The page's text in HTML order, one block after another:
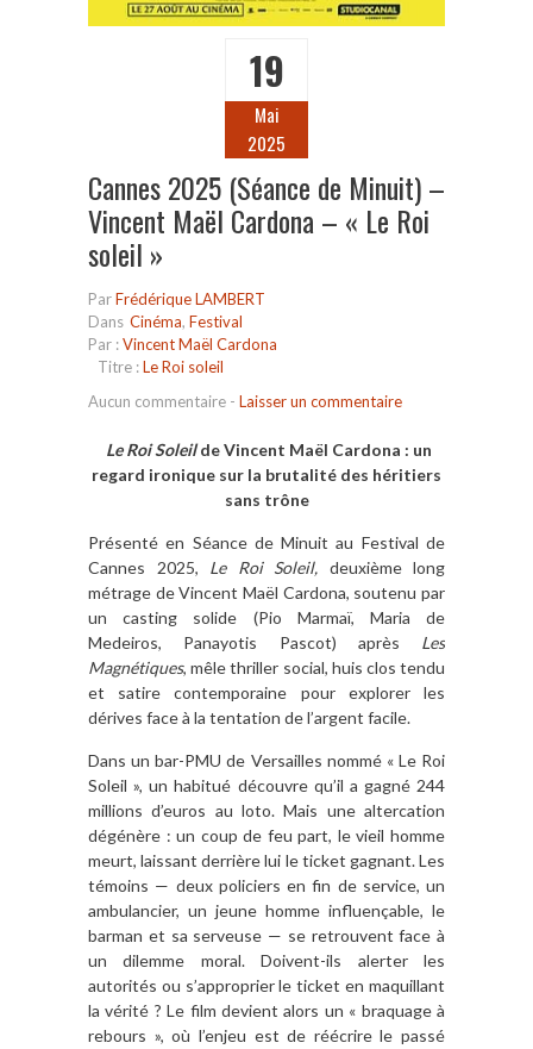
19
Mai
2025
Cannes 2025 (Séance de Minuit) –
Vincent Maël Cardona – « Le Roi
soleil »
ParFrédérique LAMBERT
Dans Cinéma, Festival
Par :Vincent Maël Cardona
Titre :Le Roi soleil
Aucun commentaire - Laisser un commentaire
Le Roi Soleilde Vincent Maël Cardona : un
regard ironique sur la brutalité des héritiers
sans trône
Présenté en Séance de Minuit au Festival de
Cannes 2025, Le Roi Soleil, deuxième long
métrage de Vincent Maël Cardona, soutenu par
un casting solide (Pio Marmaï, Maria de
Medeiros, Panayotis Pascot) après Les
Magnétiques, mêle thriller social, huis clos tendu
et satire contemporaine pour explorer les
dérives face à la tentation de l’argent facile.
Dans un bar-PMU de Versailles nommé « Le Roi
Soleil », un habitué découvre qu’il a gagné 244
millions d’euros au loto. Mais une altercation
dégénère : un coup de feu part, le vieil homme
meurt, laissant derrière lui le ticket gagnant.Les
témoins — deux policiers en fin de service, un
ambulancier, un jeune homme influençable, le
barman et sa serveuse — se retrouvent face à
un dilemme moral.
Doivent-ils alerter les
autorités ou s’approprier le ticket en maquillant
la vérité ? Le film devient alors un « braquage à
rebours », où l’enjeu est de réécrire le passé